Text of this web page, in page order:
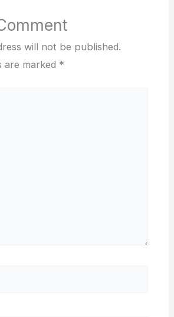
will not be published.
are marked *